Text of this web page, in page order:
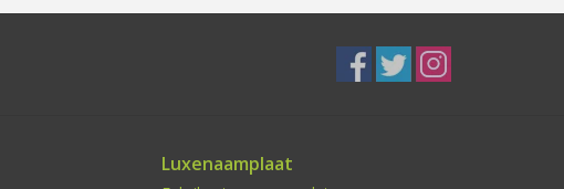
Luxenaamplaat